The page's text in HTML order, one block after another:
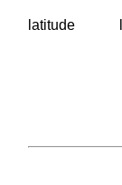
latitude